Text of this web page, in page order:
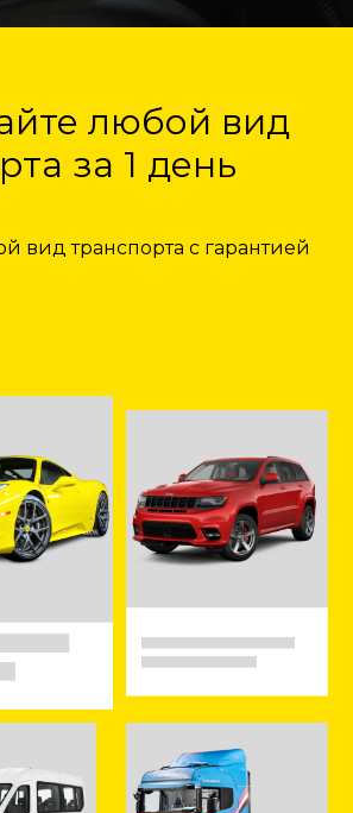
любой вид
за 1 день
вид транспорта с гарантией